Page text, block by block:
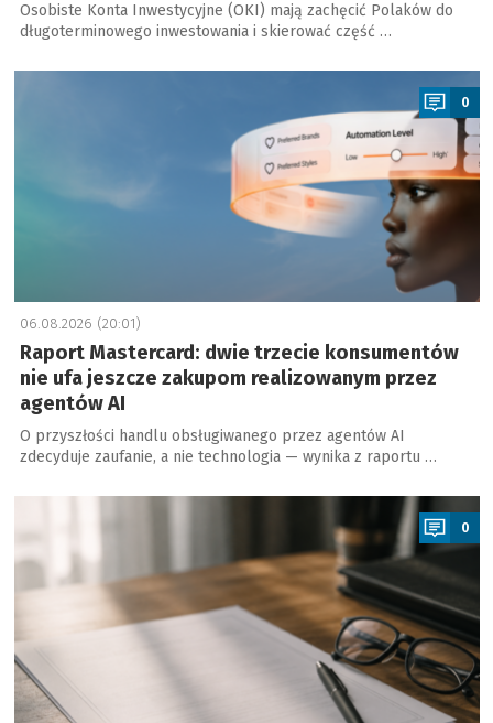
Osobiste Konta Inwestycyjne (OKI) mają zachęcić Polaków do
długoterminowego inwestowania i skierować część …
a
0
06.08.2026 (20:01)
Raport Mastercard: dwie trzecie konsumentów
nie ufa jeszcze zakupom realizowanym przez
agentów AI
O przyszłości handlu obsługiwanego przez agentów AI
zdecyduje zaufanie, a nie technologia — wynika z raportu …
a
0